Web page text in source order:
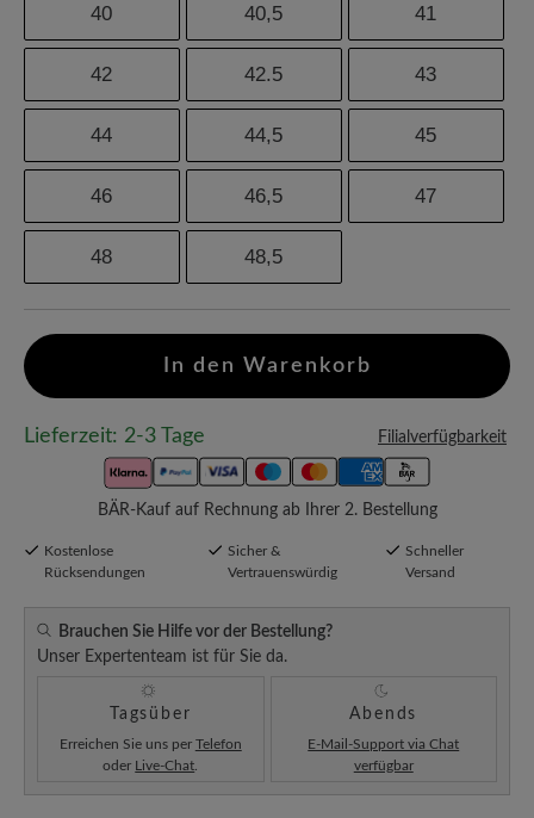
40 40,5 41
42 42.5 43
44 44,5 45
46 46,5 47
48 48,5
In den Warenkorb
Lieferzeit: 2-3 Tage Filialverfügbarkeit
BÄR-Kauf auf Rechnung ab Ihrer 2. Bestellung
Kostenlose
Rücksendungen
Sicher &
Vertrauenswürdig
Schneller
Versand
Brauchen Sie Hilfe vor der Bestellung?
Unser Expertenteam ist für Sie da.
Tagsüber
Erreichen Sie uns per Telefon
oder Live-Chat
Abends
E-Mail-Support via Chat
verfügbar